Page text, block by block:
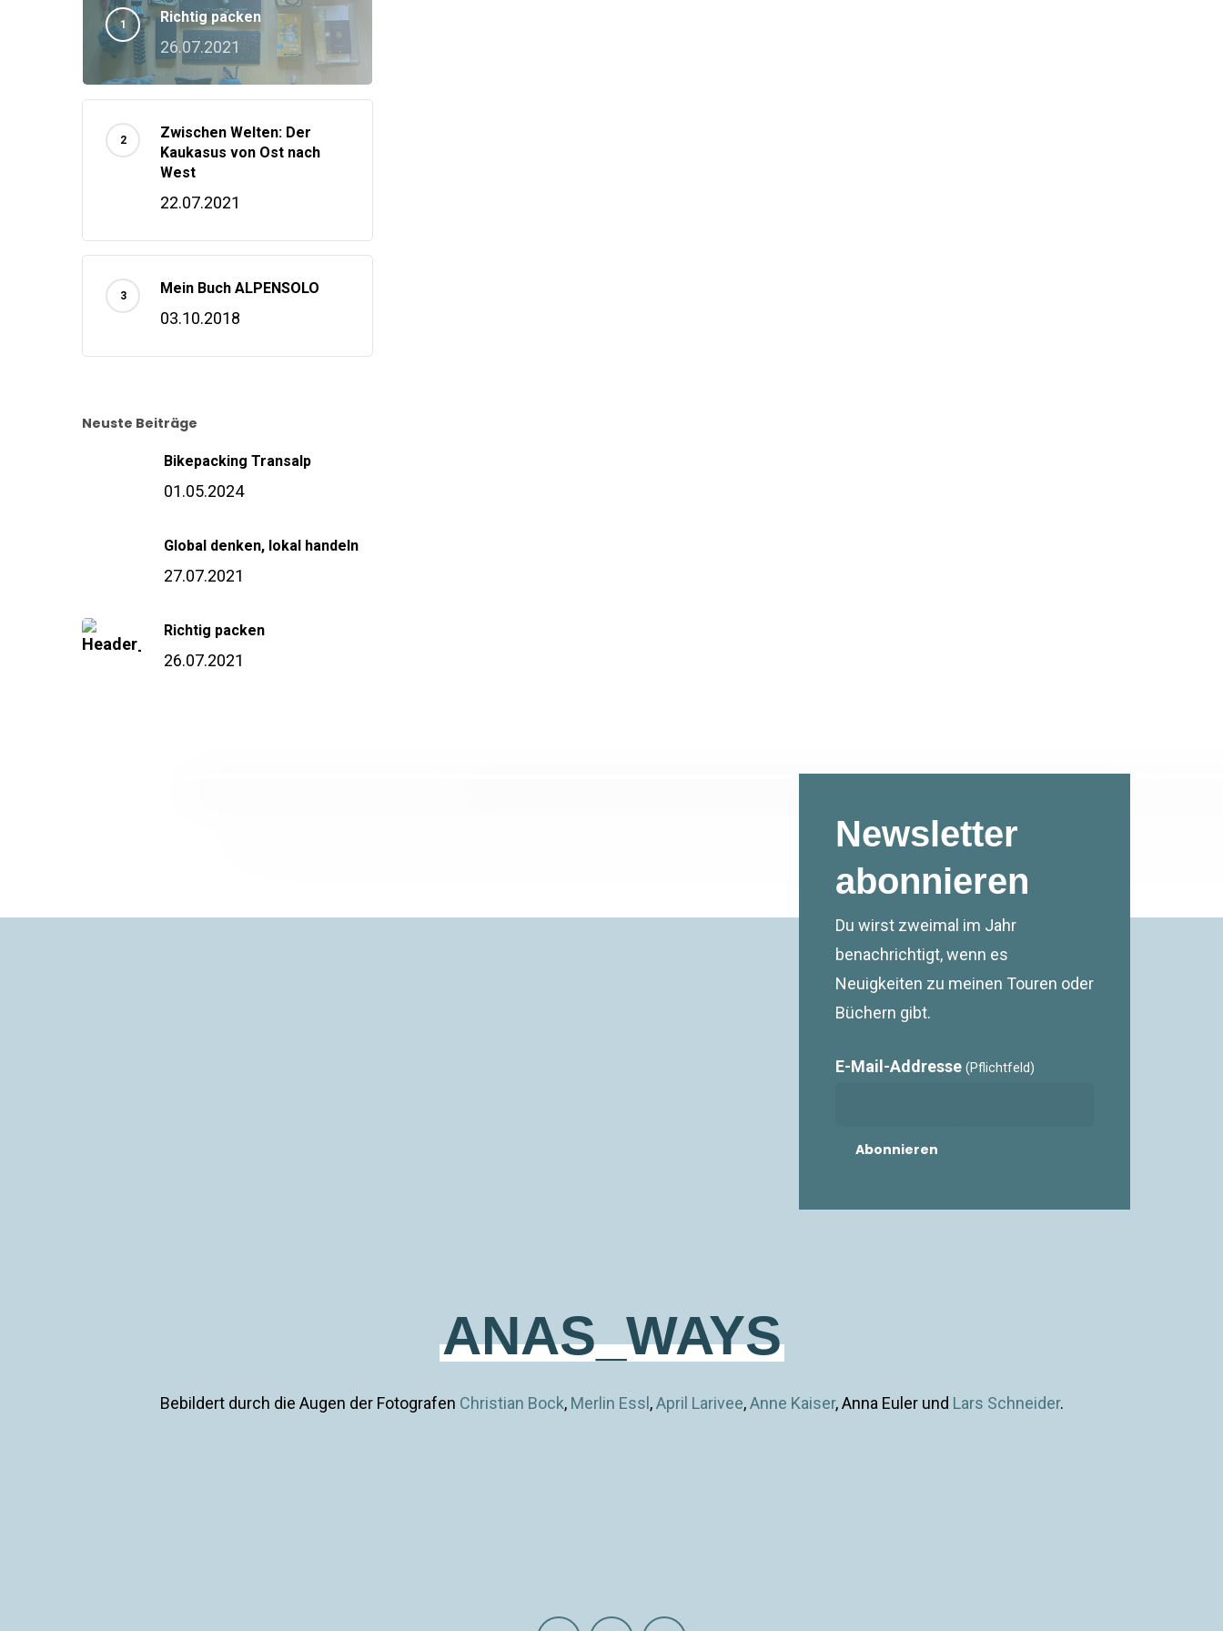
Richtig packen
26.07.2021
Zwischen Welten: Der
Kaukasus von Ost nach
West
22.07.2021
Mein Buch ALPENSOLO
03.10.2018
Neuste Beiträge
Bikepacking Transalp
01.05.2024
Global denken, lokal handeln
27.07.2021
Richtig packen
26.07.2021
Newsletter
abonnieren
Du wirst zweimal im Jahr
benachrichtigt, wenn es
Neuigkeiten zu meinen Touren oder
Büchern gibt.
E-Mail-Addresse (Pflichtfeld)
ANAS_WAYS
Bebildert durch die Augen der Fotografen Christian Bock, Merlin Essl,April Larivee,Anne Kaiser, Anna Euler und Lars Schneider.